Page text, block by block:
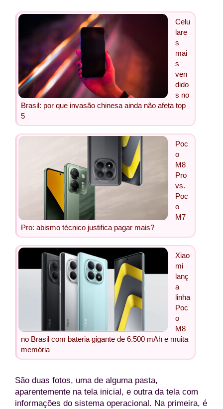
Celu
lare
s
mai
s
ven
dido
s no
Brasil: por que invasão chinesa ainda não afeta top
5
Poc
o
M8
Pro
vs.
Poc
o
M7
Pro: abismo técnico justifica pagar mais?
Xiao
mi
lanç
a
linha
Poc
o
M8
no Brasil com bateria gigante de 6.500 mAh e muita
memória
São duas fotos, uma de alguma pasta,
aparentemente na tela inicial, e outra da tela com
informações do sistema operacional. Na primeira, é